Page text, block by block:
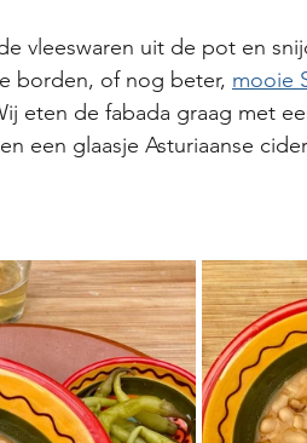
vleeswaren uit de pot en
borden, of nog beter, mooie
eten de fabada graag met
een glaasje Asturiaanse